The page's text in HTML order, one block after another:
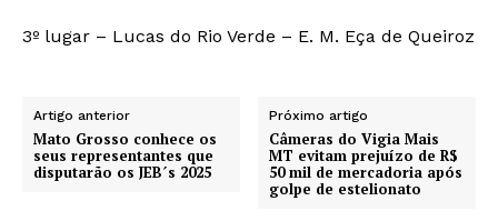
3º lugar – Lucas do Rio Verde – E. M. Eça de Queiroz
Artigo anterior
Mato Grosso conhece os
seus representantes que
disputarão os JEB´s 2025
Próximo artigo
Câmeras do Vigia Mais
MT evitam prejuízo de R$
50 mil de mercadoria após
golpe de estelionato